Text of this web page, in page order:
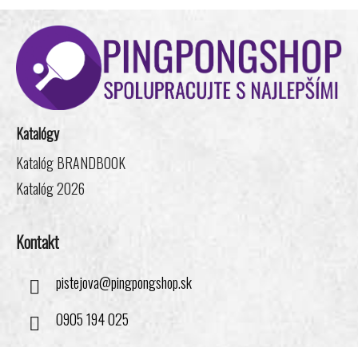
i
e
p
r
e
Z
Katalógy
Katalóg BRANDBOOK
Katalóg 2026
Kontakt
pistejova@pingpongshop.sk
0905 194 025